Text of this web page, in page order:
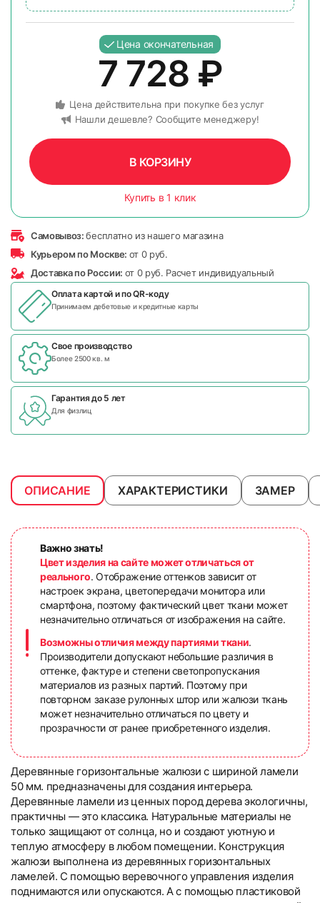
Цена окончательная
7 728 ₽
Цена действительна при покупке без услуг
Нашли дешевле? Сообщите менеджеру!
В КОРЗИНУ
Купить в 1 клик
Самовывоз:бесплатно из нашего магазина
Курьером по Москве: от 0 руб.
Доставка по России: от 0 руб. Расчет индивидуальный
Оплата картой и поQR-коду
Принимаем дебетовые и кредитные карты
Свое производство
Более 2500 кв. м
Гарантия до 5 лет
Для физлиц
ОПИСАНИЕ ХАРАКТЕРИСТИКИ ЗАМЕР
Важно знать!
Цвет изделия на сайте может отличаться от
реального. Отображение оттенков зависит от
настроек экрана, цветопередачи монитора или
смартфона, поэтому фактический цвет ткани может
незначительно отличаться от изображения на сайте.
Возможны отличия между партиями ткани.
Производители допускают небольшие различия в
оттенке, фактуре и степени светопропускания
материалов из разных партий. Поэтому при
повторном заказе рулонных штор или жалюзи ткань
может незначительно отличаться по цвету и
прозрачности от ранее приобретенного изделия.
Деревянные горизонтальные жалюзи с шириной ламели
50 мм. предназначены для создания интерьера.
Деревянные ламели из ценных пород дерева экологичны,
практичны — это классика. Натуральные материалы не
только защищают от солнца, но и создают уютную и
теплую атмосферу в любом помещении. Конструкция
жалюзи выполнена из деревянных горизонтальных
ламелей. С помощью веревочного управления изделия
поднимаются или опускаются. А с помощью пластиковой